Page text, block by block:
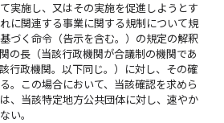
実施し、又はその実施を促進しようとす
に関連する事業に関する規制について規
づく命令（告示を含む。）の規定の解釈
の長（当該行政機関が合議制の機関であ
行政機関。以下同じ。）に対し、その確
。この場合において、当該確認を求めら
、当該特定地方公共団体に対し、速やか
い。